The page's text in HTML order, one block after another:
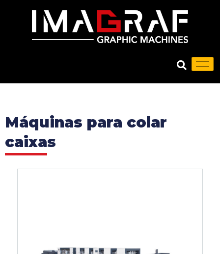
Máquinas para colar
caixas